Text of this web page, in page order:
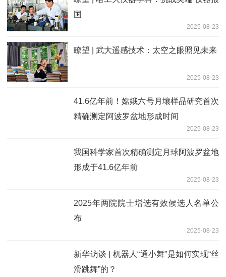
国
2025-08-23
瞭望 | 武大遥感技术：太空之眼照见未来
2025-08-23
41.6亿年前！嫦娥六号月壤样品研究首次
精确测定阿波罗盆地形成时间
2025-08-23
我国科学家首次精确测定月球阿波罗盆地
形成于41.6亿年前
2025-08-23
2025年两院院士增选有效候选人名单公
布
2025-08-23
新华访谈 | 机器人“通小舞”是如何实现“丝
滑跳舞”的？